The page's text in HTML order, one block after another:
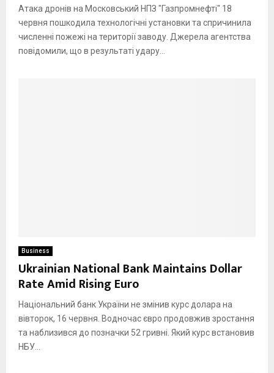
Атака дронів на Московський НПЗ "Газпромнефті" 18
червня пошкодила технологічні установки та спричинила
численні пожежі на території заводу. Джерела агентства
повідомили, що в результаті удару...
Business
Ukrainian National Bank Maintains Dollar
Rate Amid Rising Euro
Національний банк України не змінив курс долара на
вівторок, 16 червня. Водночас євро продовжив зростання
та наблизився до позначки 52 гривні. Який курс встановив
НБУ...